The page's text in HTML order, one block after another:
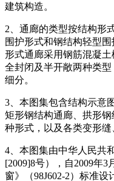
建筑构造。
2、通廊的类型按结构形
围护形式和钢结构轻型
形式通廊采用钢筋混凝
全封闭及半开敞两种类
细分。
3、本图集包含结构示意
矩形钢结构通廊、拱形
种形式，以及各类变形缝
4、本图集由中华人民共
[2009]8号），自2009年
窗》（98J602-2）标准设